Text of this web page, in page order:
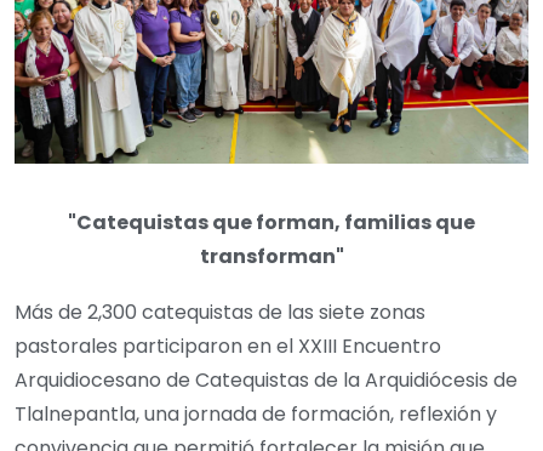
"Catequistas que forman, familias que
transforman"
Más de 2,300 catequistas de las siete zonas
pastorales participaron en el XXIII Encuentro
Arquidiocesano de Catequistas de la Arquidiócesis de
Tlalnepantla, una jornada de formación, reflexión y